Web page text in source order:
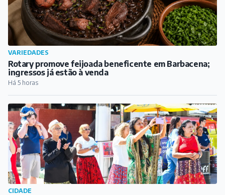
VARIEDADES
Rotary promove feijoada beneficente em Barbacena;
ingressos já estão à venda
Há 5 horas
CIDADE